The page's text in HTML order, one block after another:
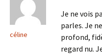
céline
Je ne vois
parles. Je
profond,
regard nu.